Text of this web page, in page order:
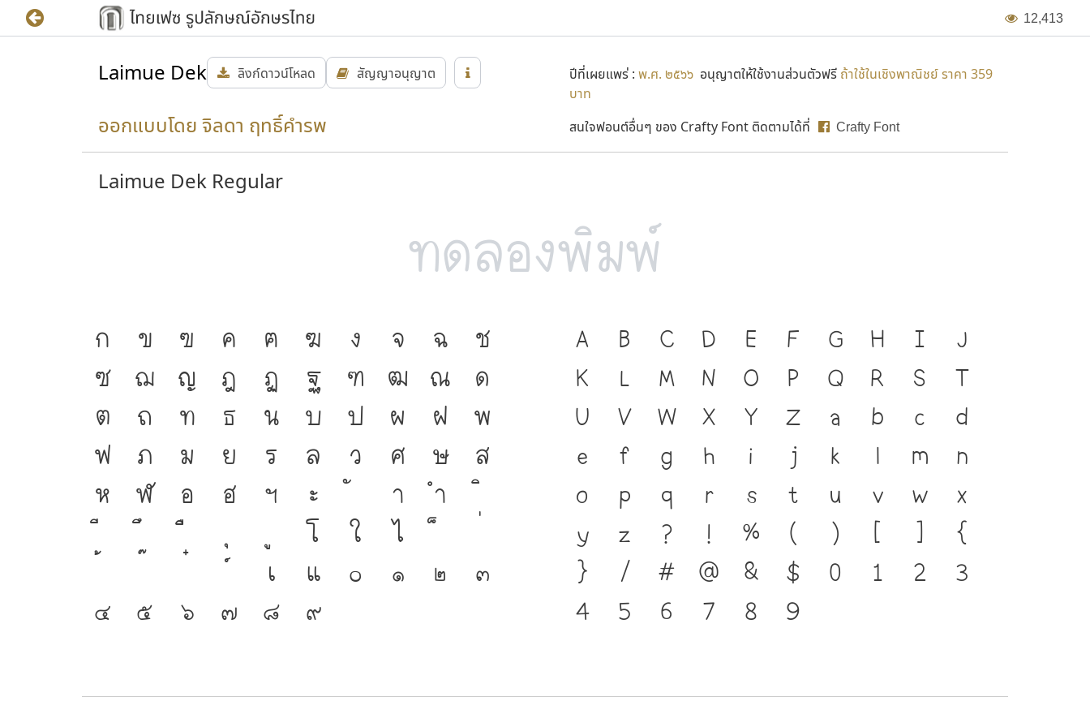
12,413
Laimue Dek ลิงก์ดาวน์โหลด สัญญาอนุญาต ปีที่เผยแพร่ : พ.ศ. ๒๕๖๖ อนุญาตให้ใช้งานส่วนตัวฟรี ถ้าใช้ในเชิงพาณิชย์ ราคา 359
บาท
ออกแบบโดย จิลดา ฤทธิ์คำรพ สนใจฟอนต์อื่นๆ ของ Crafty Font ติดตามได้ที่ Crafty Font
Laimue Dek Regular
ก ข ฃ ค ฅ ฆ ง จ ฉ
ช
ซ
ฌ ญ ฎ ฏ ฐ ฑ ฒ ณ
ด
ต
ถ ท ธ น บ ป ผ ฝ
พ
ฟ
ภ ม ย ร ล ว ศ ษ
ส
ห
ฬ อ ฮ ฯ ะ า
ำ
โ
ใ
ไ
เ
แ ๐ ๑ ๒
๓
๔
๕ ๖ ๗ ๘ ๙
A B C D E F G H I
J
K
L M N O P Q R S
T
U
V W X Y Z a b c
d
e
f g h i j k l m
n
o
p q r s t u v w
x
y
z ? ! % ( ) [ ]
{
}
/ # @ & $ 0 1 2
3
4
5 6 7 8 9
ภาษา คือ เครื่องมือสำคัญที่ทำให้ความเป็น
ชาติดำรงอยู่ได้ ภาษา คือ สะพานเชื่อมตัว
ตนของชนชาติ จากอดีตสู่ปัจจุบัน ตัวพิมพ์
คือ เครื่องมือสำคัญที่ทำให้ภาษาดำรงอยู่ได้
แบบตัวพิมพ์ที่พัฒนาทันกระแสการ
เปลี่ยนแปลง คือ โครงสร้างแกร่งของ
สะพานที่เชื่อมตัวตนของชาติ จากปัจจุบันสู่
อนาคต